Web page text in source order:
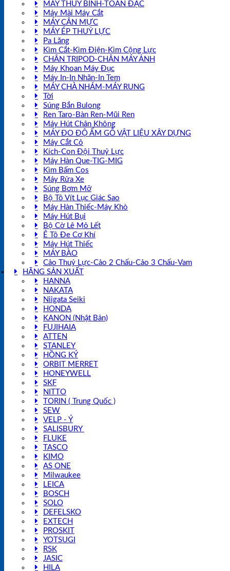
MÁY THUỶ BÌNH-TOÀN ĐẠC
Máy Mài Máy Cắt
MÁY CÂN MỰC
MÁY ÉP THUỶ LỰC
Pa Lăng
Kìm Cắt-Kìm Điện-Kìm Cộng Lực
CHÂN TRIPOD-CHÂN MÁY ẢNH
Máy Khoan Máy Đục
Máy In-In Nhãn-In Tem
MÁY CHÀ NHÁM-MÁY RUNG
Tời
Súng Bắn Bulong
Ren Taro-Bàn Ren-Mũi Ren
Máy Hút Chân Không
MÁY ĐO ĐỘ ẨM GỖ VẬT LIỆU XÂY DỰNG
Máy Cắt Cỏ
Kích-Con Đội Thuỷ Lực
Máy Hàn Que-TIG-MIG
Kìm Bấm Cos
Máy Rửa Xe
Súng Bơm Mỡ
Bộ Tô Vít Lục Giác Sao
Máy Hàn Thiếc-Máy Khò
Máy Hút Bụi
Bộ Cờ Lê Mỏ Lết
Ê Tô Đe Cơ Khí
Máy Hút Thiếc
MÁY BÀO
Cảo Thuỷ Lực-Cảo 2 Chấu-Cảo 3 Chấu-Vam
HÃNG SẢN XUẤT
HANNA
NAKATA
Niigata Seiki
HONDA
KANON (Nhật Bản)
FUJIHAIA
ATTEN
STANLEY
HỒNG KÝ
ORBIT MERRET
HONEYWELL
SKF
NITTO
TORIN ( Trung Quốc )
SEW
VELP - Ý
SALISBURY
FLUKE
TASCO
KIMO
AS ONE
Milwaukee
LEICA
BOSCH
SOLO
DEFELSKO
EXTECH
PROSKIT
YOTSUGI
RSK
JASIC
HILA